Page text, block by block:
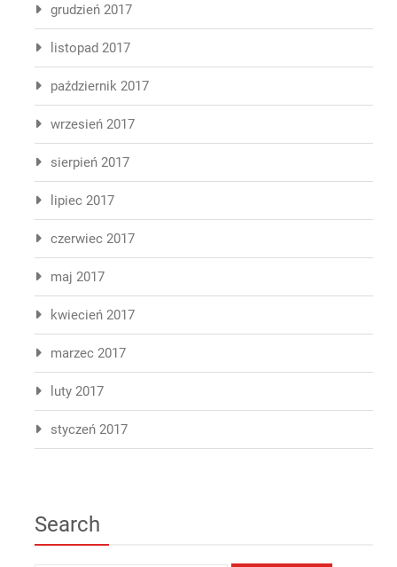
grudzień 2017
listopad 2017
październik 2017
wrzesień 2017
sierpień 2017
lipiec 2017
czerwiec 2017
maj 2017
kwiecień 2017
marzec 2017
luty 2017
styczeń 2017
Search